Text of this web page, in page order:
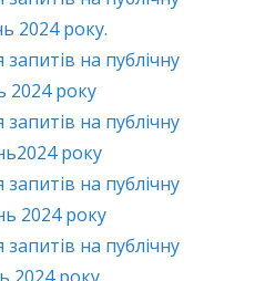
2024 року.
на публічну
2024 року
на публічну
року
на публічну
2024 року
на публічну